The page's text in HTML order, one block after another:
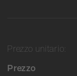
Prezzo unitario:
Prezzo